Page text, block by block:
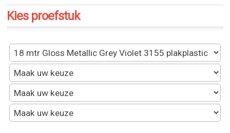
Kies proefstuk